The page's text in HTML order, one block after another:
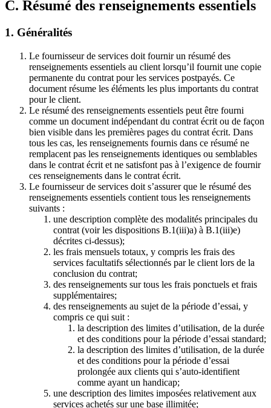
C. Résumé des renseignements essentiels
1. Généralités
Le fournisseur de services doit fournir un résumé des
renseignements essentiels au client lorsqu’il fournit une copie
permanente du contrat pour les services postpayés. Ce
document résume les éléments les plus importants du contrat
pour le client.
Le résumé des renseignements essentiels peut être fourni
comme un document indépendant du contrat écrit ou de façon
bien visible dans les premières pages du contrat écrit. Dans
tous les cas, les renseignements fournis dans ce résumé ne
remplacent pas les renseignements identiques ou semblables
dans le contrat écrit et ne satisfont pas à l’exigence de fournir
ces renseignements dans le contrat écrit.
Le fournisseur de services doit s’assurer que le résumé des
renseignements essentiels contient tous les renseignements
suivants :
une description complète des modalités principales du
contrat (voir les dispositions B.1(iii)a) à B.1(iii)e)
décrites ci-dessus);
les frais mensuels totaux, y compris les frais des
services facultatifs sélectionnés par le client lors de la
conclusion du contrat;
des renseignements sur tous les frais ponctuels et frais
supplémentaires;
des renseignements au sujet de la période d’essai, y
compris ce qui suit :
la description des limites d’utilisation, de la durée
et des conditions pour la période d’essai standard;
la description des limites d’utilisation, de la durée
et des conditions pour la période d’essai
prolongée aux clients qui s’auto-identifient
comme ayant un handicap;
une description des limites imposées relativement aux
services achetés sur une base illimitée;